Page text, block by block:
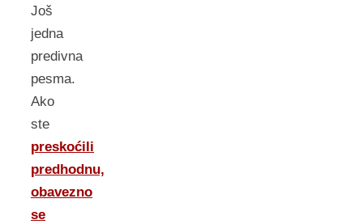
Još
jedna
predivna
pesma.
Ako
ste
preskoćili
predhodnu,
obavezno
se